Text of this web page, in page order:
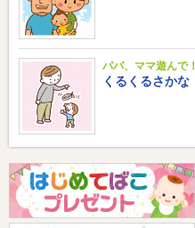
パパ、ママ遊んで！
くるくるさかな